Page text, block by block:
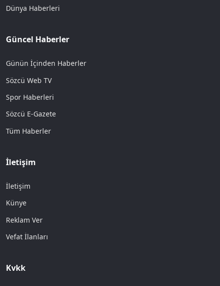
Dünya Haberleri
Güncel Haberler
Günün İçinden Haberler
Sözcü Web TV
Spor Haberleri
Sözcü E-Gazete
Tüm Haberler
İletişim
İletişim
Künye
Reklam Ver
Vefat İlanları
Kvkk